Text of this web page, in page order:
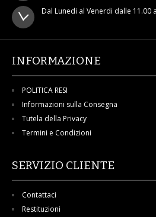
Dal Lunedi al Venerdi dalle 11.00
INFORMAZIONE
POLITICA RESI
Informazioni sulla Consegna
Tutela della Privacy
Termini e Condizioni
SERVIZIO CLIENTE
Contattaci
Restituzioni